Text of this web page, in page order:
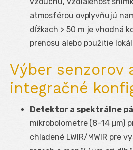
atmosférou ovplyvňujú
dĺžkach > 50 m je vhodná
prenosu alebo použitie
Výber senzorov
integračné
Detektor a spektrálne
mikrobolometre (8–14 μm)
chladené LWIR/MWIR pre